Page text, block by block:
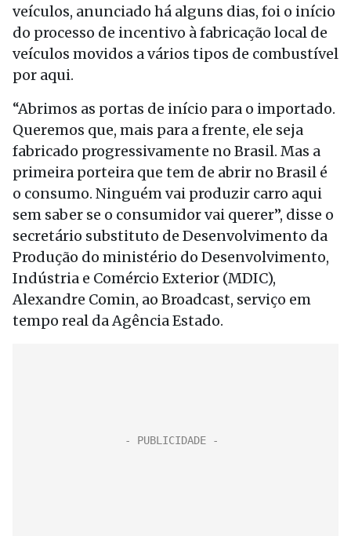
veículos, anunciado há alguns dias, foi o início
do processo de incentivo à fabricação local de
veículos movidos a vários tipos de combustível
por aqui.
“Abrimos as portas de início para o importado.
Queremos que, mais para a frente, ele seja
fabricado progressivamente no Brasil. Mas a
primeira porteira que tem de abrir no Brasil é
o consumo. Ninguém vai produzir carro aqui
sem saber se o consumidor vai querer”, disse o
secretário substituto de Desenvolvimento da
Produção do ministério do Desenvolvimento,
Indústria e Comércio Exterior (MDIC),
Alexandre Comin, ao Broadcast, serviço em
tempo real da Agência Estado.